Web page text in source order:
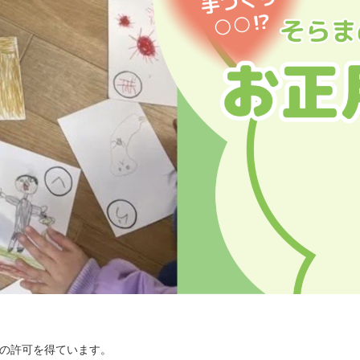
小学生〜高校生
放課後等
デイサービス
訪問支援をご希望の方
訪問型支援
関係機関の方
研修・講演・
コンサルテーション
就労をご希望の方
就労支援
許可を得ています。